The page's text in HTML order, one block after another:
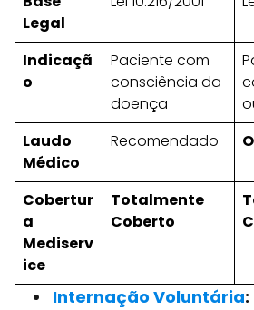
Legal
Indicaçã
o
Paciente com
consciência da
doença
Laudo
Médico
Recomendado
Cobertur
a
Mediserv
ice
Totalmente
Coberto
Internação Voluntária: